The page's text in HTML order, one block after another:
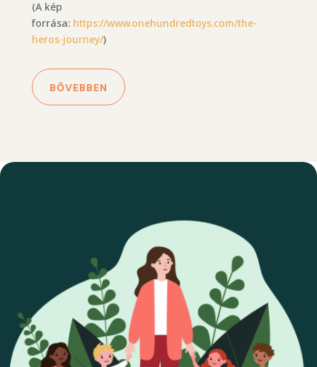
(A kép
forrása: https://www.onehundredtoys.com/the-
heros-journey/)
BŐVEBBEN